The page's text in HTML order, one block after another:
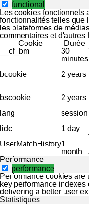
functional
Les cookies fonctionnels
fonctionnalités telles que
les plateformes de
commentaires et d'autres
Cookie
Durée
__cf_bm
30
minutes
bcookie
2 years
bscookie
2 years
lang
session
lidc
1 day
UserMatchHistory1
month
Performance
performance
Performance cookies are
key performance
delivering a better user
Statistiques